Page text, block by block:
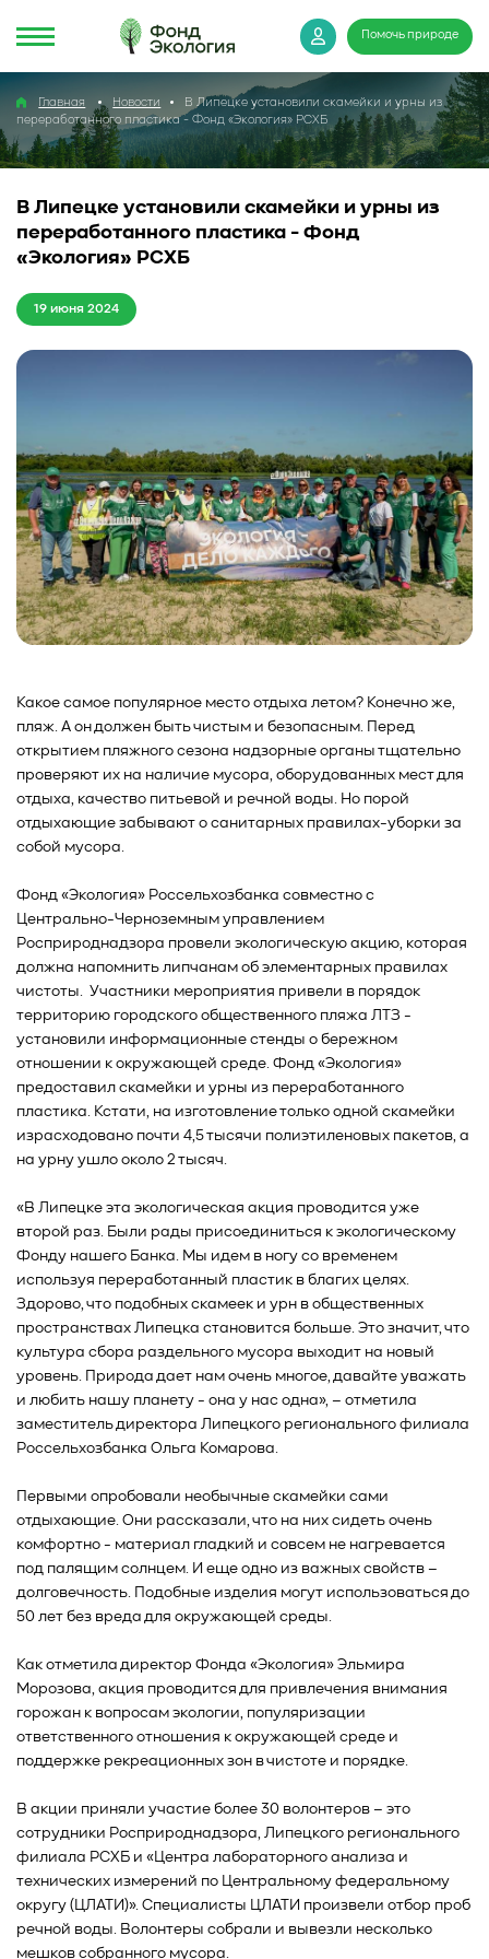
Помочь природе
Главная Новости
В Липецке установили скамейки и урны из
переработанного пластика - Фонд «Экология» РСХБ
В Липецке установили скамейки и урны из
переработанного пластика - Фонд
«Экология» РСХБ
19 июня 2024
Какое самое популярное место отдыха летом? Конечно же,
пляж. А он должен быть чистым и безопасным. Перед
открытием пляжного сезона надзорные органы тщательно
проверяют их на наличие мусора, оборудованных мест для
отдыха, качество питьевой и речной воды. Но порой
отдыхающие забывают о санитарных правилах-уборки за
собой мусора.
Фонд «Экология» Россельхозбанка совместно с
Центрально-Черноземным управлением
Росприроднадзора провели экологическую акцию, которая
должна напомнить липчанам об элементарных правилах
чистоты. Участники мероприятия привели в порядок
территорию городского общественного пляжа ЛТЗ -
установили информационные стенды о бережном
отношении к окружающей среде. Фонд «Экология»
предоставил скамейки и урны из переработанного
пластика. Кстати, на изготовление только одной скамейки
израсходовано почти 4,5 тысячи полиэтиленовых пакетов, а
на урну ушло около 2 тысяч.
«В Липецке эта экологическая акция проводится уже
второй раз. Были рады присоединиться к экологическому
Фонду нашего Банка. Мы идем в ногу со временем
используя переработанный пластик в благих целях.
Здорово, что подобных скамеек и урн в общественных
пространствах Липецка становится больше. Это значит, что
культура сбора раздельного мусора выходит на новый
уровень. Природа дает нам очень многое, давайте уважать
и любить нашу планету - она у нас одна», – отметила
заместитель директора Липецкого регионального филиала
Россельхозбанка Ольга Комарова.
Первыми опробовали необычные скамейки сами
отдыхающие. Они рассказали, что на них сидеть очень
комфортно - материал гладкий и совсем не нагревается
под палящим солнцем. И еще одно из важных свойств –
долговечность. Подобные изделия могут использоваться до
50 лет без вреда для окружающей среды.
Как отметила директор Фонда «Экология» Эльмира
Морозова, акция проводится для привлечения внимания
горожан к вопросам экологии, популяризации
ответственного отношения к окружающей среде и
поддержке рекреационных зон в чистоте и порядке.
В акции приняли участие более 30 волонтеров – это
сотрудники Росприроднадзора, Липецкого регионального
филиала РСХБ и «Центра лабораторного анализа и
технических измерений по Центральному федеральному
округу (ЦЛАТИ)». Специалисты ЦЛАТИ произвели отбор проб
речной воды. Волонтеры собрали и вывезли несколько
мешков собранного мусора.